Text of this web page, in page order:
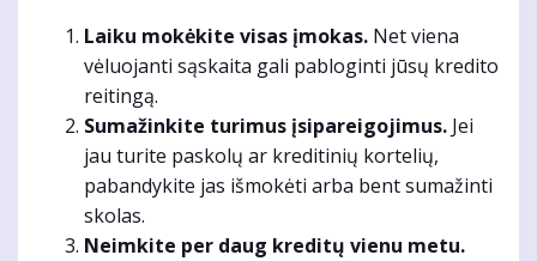
Laiku mokėkite visas įmokas. Net viena
vėluojanti sąskaita gali pabloginti jūsų kredito
reitingą.
Sumažinkite turimus įsipareigojimus. Jei
jau turite paskolų ar kreditinių kortelių,
pabandykite jas išmokėti arba bent sumažinti
skolas.
Neimkite per daug kreditų vienu metu.